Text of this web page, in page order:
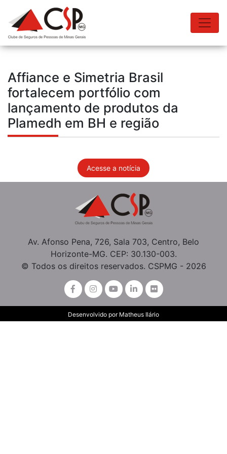
Affiance e Simetria Brasil
fortalecem portfólio com
lançamento de produtos da
Plamedh em BH e região
Acesse a notícia
Av. Afonso Pena, 726, Sala 703, Centro, Belo
Horizonte-MG. CEP: 30.130-003.
© Todos os direitos reservados. CSPMG - 2026
Desenvolvido por Matheus Ilário